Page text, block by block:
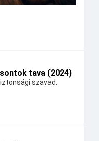
tava (2024)
szavad.